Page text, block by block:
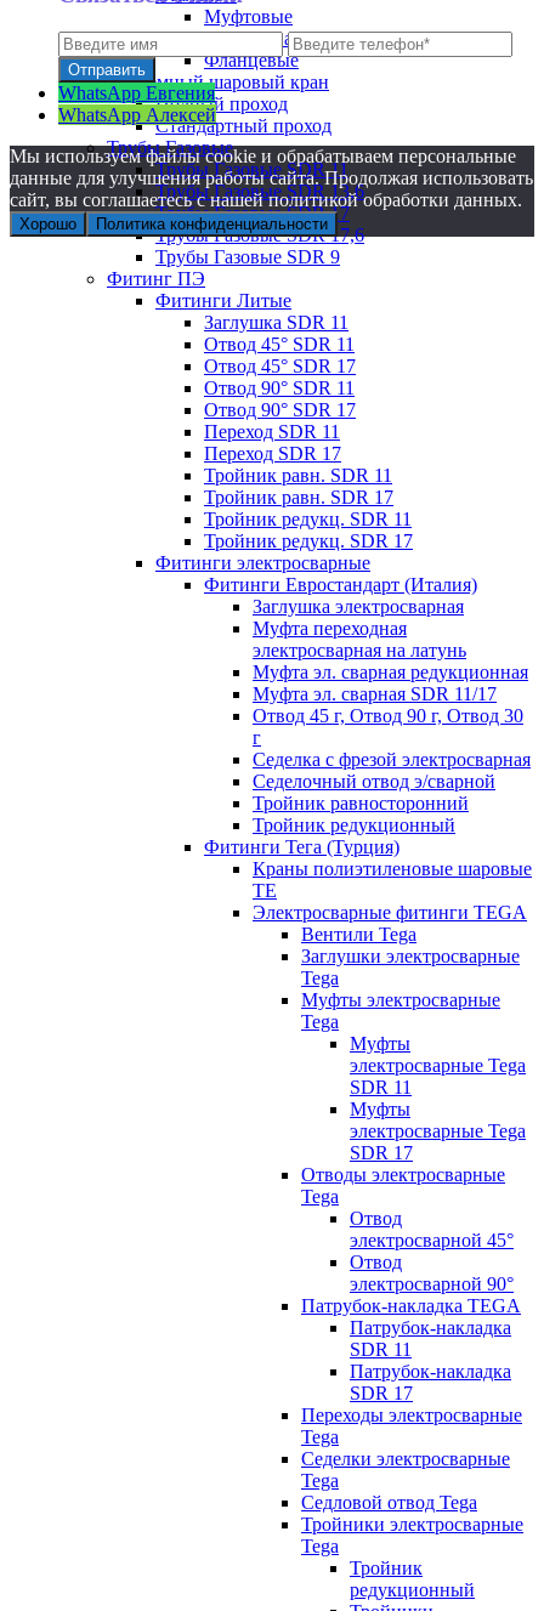
Муфтовые
Под приварку
Фланцевые
Подземный шаровый кран
Полный проход
Стандартный проход
Трубы Газовые
Трубы Газовые SDR 11
Трубы Газовые SDR 13,6
Трубы Газовые SDR 17
Трубы Газовые SDR 17,6
Трубы Газовые SDR 9
Фитинг ПЭ
Фитинги Литые
Заглушка SDR 11
Отвод 45° SDR 11
Отвод 45° SDR 17
Отвод 90° SDR 11
Отвод 90° SDR 17
Переход SDR 11
Переход SDR 17
Тройник равн. SDR 11
Тройник равн. SDR 17
Тройник редукц. SDR 11
Тройник редукц. SDR 17
Фитинги электросварные
Фитинги Евростандарт (Италия)
Заглушка электросварная
Муфта переходная
электросварная на латунь
Муфта эл. cварная редукционная
Муфта эл. сварная SDR 11/17
Отвод 45 г, Отвод 90 г, Отвод 30
г
Седелка с фрезой электросварная
Седелочный отвод э/сварной
Тройник равносторонний
Тройник редукционный
Фитинги Тега (Турция)
Краны полиэтиленовые шаровые
TE
Электросварные фитинги TEGA
Вентили Tega
Заглушки электросварные
Tega
Муфты электросварные
Tega
Муфты
электросварные Tega
SDR 11
Муфты
электросварные Tega
SDR 17
Отводы электросварные
Tega
Отвод
электросварной 45°
Отвод
электросварной 90°
Патрубок-накладка TEGA
Патрубок-накладка
SDR 11
Патрубок-накладка
SDR 17
Переходы электросварные
Tega
Седелки электросварные
Tega
Седловой отвод Tega
Тройники электросварные
Tega
Тройник
редукционный
WhatsApp Евгения
WhatsApp Алексей
Мы используем файлы cookie и обрабатываем персональные
данные для улучшения работы сайта. Продолжая использовать
сайт, вы соглашаетесь с нашей политикой обработки данных.
Хорошо Политика конфиденциальности